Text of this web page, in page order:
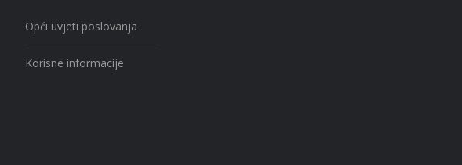
Opći uvjeti poslovanja
Korisne informacije